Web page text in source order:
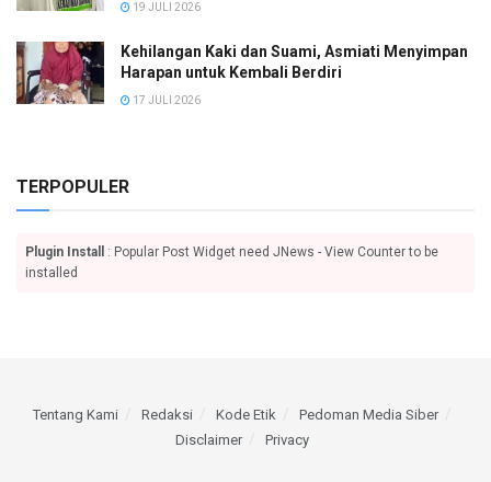
19 JULI 2026
Kehilangan Kaki dan Suami, Asmiati Menyimpan
Harapan untuk Kembali Berdiri
17 JULI 2026
TERPOPULER
Plugin Install
: Popular Post Widget need JNews - View Counter to be
installed
Tentang Kami Redaksi Kode Etik
Pedoman Media Siber
Disclaimer
Privacy